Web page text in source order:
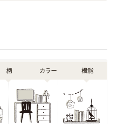
柄 カラー 機能